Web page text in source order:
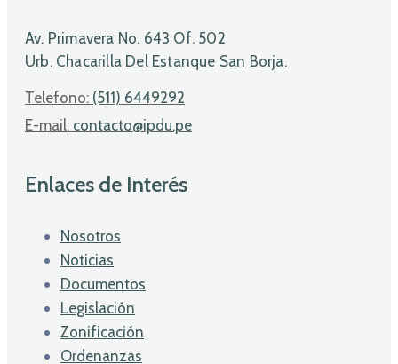
Av. Primavera No. 643 Of. 502
Urb. Chacarilla Del Estanque San Borja.
Telefono: (511) 6449292
E-mail: contacto@ipdu.pe
Enlaces de Interés
Nosotros
Noticias
Documentos
Legislación
Zonificación
Ordenanzas